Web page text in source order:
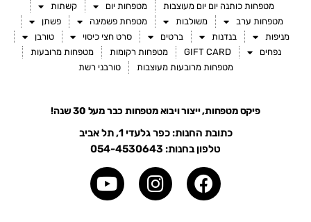
מטפחות כותנה יום יום מעוצבות מטפחות יום
קשתות
מטפחות ערב
משולבות מטפחת פשמינה
פשתן
מניפות
בנדנות ברטים סרט חצי כיסוי
טורבן
נפחים
GIFT CARD מטפחות רקומות
מטפחות מרובעות
מטפחות מרובעות מעוצבות
טורבני רשת
פיקס מטפחות, ייצור ויבוא מטפחות כבר מעל 30 שנה!
כתובת החנות: כפר גלעדי 1, תל אביב
טלפון בחנות: 054-4530643